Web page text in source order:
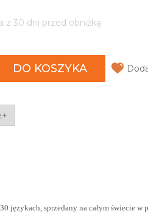
z 30 dni przed obniżką
DO KOSZYKA
językach, sprzedany na całym świecie w